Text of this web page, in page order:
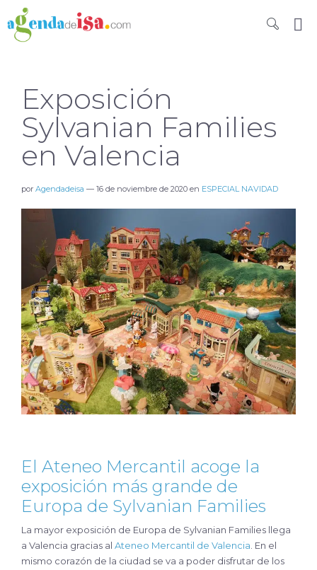
Exposición
Sylvanian Families
en Valencia
por Agendadeisa — 16 de noviembre de 2020 en ESPECIAL NAVIDAD
El Ateneo Mercantil acoge la
exposición más grande de
Europa de Sylvanian Families
La mayor exposición de Europa de Sylvanian Families llega
a Valencia gracias al Ateneo Mercantil de Valencia . En el
mismo corazón de la ciudad se va a poder disfrutar de los